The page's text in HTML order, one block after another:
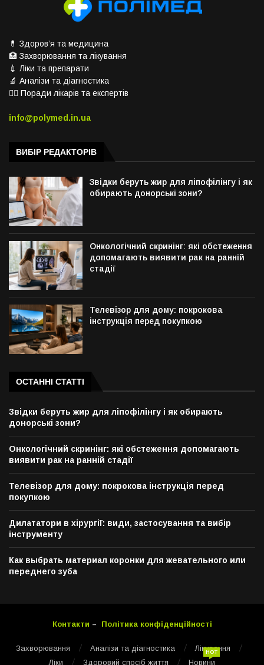
💊 Здоров’я та медицина
🏥 Захворювання та лікування
💉 Ліки та препарати
🔬 Аналізи та діагностика
👨‍⚕️ Поради лікарів та експертів
info@polymed.in.ua
ВИБІР РЕДАКТОРІВ
Звідки беруть жир для ліпофілінгу і як
обирають донорські зони?
Онкологічний скринінг: які обстеження
допомагають виявити рак на ранній
стадії
Телевізор для дому: покрокова
інструкція перед покупкою
ОСТАННІ СТАТТІ
Звідки беруть жир для ліпофілінгу і як обирають
донорські зони?
Онкологічний скринінг: які обстеження допомагають
виявити рак на ранній стадії
Телевізор для дому: покрокова інструкція перед
покупкою
Дилататори в хірургії: види, застосування та вибір
інструменту
Как выбрать материал коронки для жевательного или
переднего зуба
Контакти – Політика конфіденційності
Захворювання Аналізи та діагностика
Лікування
Ліки
Здоровий спосіб життя Новини
HOT